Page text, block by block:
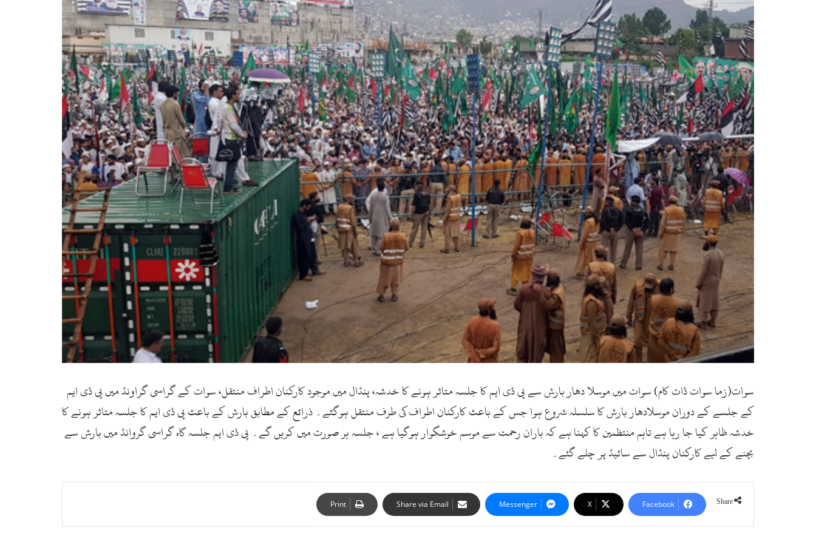
سوات(زما سوات ڈاٹ کام) سوات میں موسلا دھار بارش سے پی ڈی ایم کا جلسہ متاثر ہونے کا خدشہ، پنڈال میں موجود کارکنان اطراف منتقل، سوات کے گراسی گراونڈ میں پی ڈی ایم
کے جلسے کے دوران موسلادھار بارش کا سلسلہ شروع ہوا جس کے باعث کارکنان اطراف کی طرف منتقل ہوگئے۔ ذرائع کے مطابق بارش کے باعث پی ڈی ایم کا جلسہ متاثر ہونے کا
خدشہ ظاہر کیا جا رہا ہے تاہم منتظمین کا کہنا ہے کہ باران رحمت سے موسم خوشگوار ہوگیا ہے ، جلسہ ہر صورت میں کریں گے۔ پی ڈی ایم جلسہ گاہ گراسی گروانڈ میں بارش سے
بچنے کے لیے کارکنان پنڈال سے سائیڈ پر چلے گئے۔
Share
Facebook
X
Messenger
Share via Email
Print